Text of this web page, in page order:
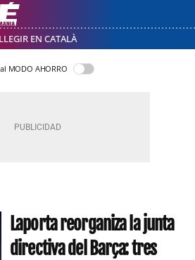
LLEGIR EN CATALÀ
MODO AHORRO
Laporta reorganiza la junta
directiva del Barça: tres